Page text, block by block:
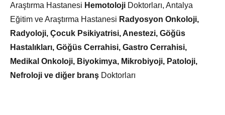
Araştırma Hastanesi Hemotoloji Doktorları, Antalya
Eğitim ve Araştırma Hastanesi Radyosyon Onkoloji,
Radyoloji, Çocuk Psikiyatrisi, Anestezi, Göğüs
Hastalıkları, Göğüs Cerrahisi, Gastro Cerrahisi,
Medikal Onkoloji, Biyokimya, Mikrobiyoji, Patoloji,
Nefroloji ve diğer branş Doktorları